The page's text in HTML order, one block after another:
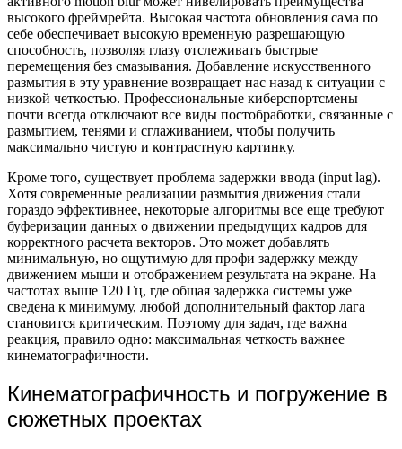
высокого фреймрейта. Высокая частота обновления сама по
себе обеспечивает высокую временную разрешающую
способность, позволяя глазу отслеживать быстрые
перемещения без смазывания. Добавление искусственного
размытия в эту уравнение возвращает нас назад к ситуации с
низкой четкостью. Профессиональные киберспортсмены
почти всегда отключают все виды постобработки, связанные с
размытием, тенями и сглаживанием, чтобы получить
максимально чистую и контрастную картинку.
Кроме того, существует проблема задержки ввода (input lag).
Хотя современные реализации размытия движения стали
гораздо эффективнее, некоторые алгоритмы все еще требуют
буферизации данных о движении предыдущих кадров для
корректного расчета векторов. Это может добавлять
минимальную, но ощутимую для профи задержку между
движением мыши и отображением результата на экране. На
частотах выше 120 Гц, где общая задержка системы уже
сведена к минимуму, любой дополнительный фактор лага
становится критическим. Поэтому для задач, где важна
реакция, правило одно: максимальная четкость важнее
кинематографичности.
Кинематографичность и погружение в
сюжетных проектах